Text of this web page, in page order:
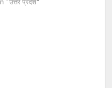
In "उत्तर प्रदेश"